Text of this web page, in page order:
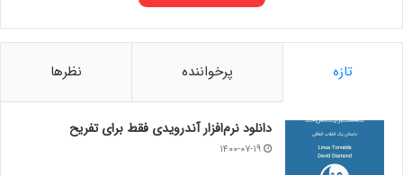
تازه پرخواننده نظرها
دانلود نرم‌افزار آندرویدی فقط برای تفریح
۱۴۰۰-۰۷-۱۹